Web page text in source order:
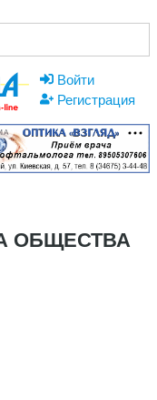
Войти
Регистрация
ОБЩЕСТВА